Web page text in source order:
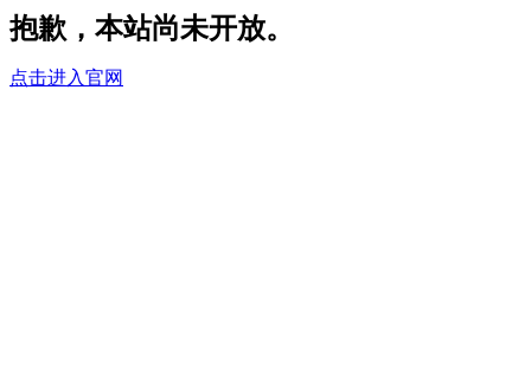
抱歉，本站尚未开放。
点击进入官网